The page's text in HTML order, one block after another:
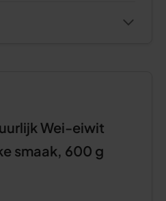
Wei-eiwit
smaak, 600 g